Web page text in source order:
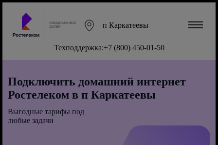
п Каркатеевы
Техподдержка:+7 (800) 450-01-50
Подключить домашний интернет
Ростелеком в п Каркатеевы
Выгодные тарифы под
любые задачи